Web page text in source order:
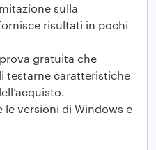
sulla
risultati in pochi
gratuita che
testarne caratteristiche
versioni di Windows e